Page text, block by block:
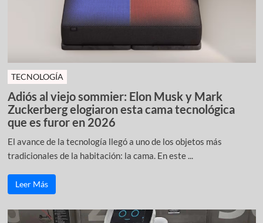
TECNOLOGÍA
Adiós al viejo sommier: Elon Musk y Mark
Zuckerberg elogiaron esta cama tecnológica
que es furor en 2026
El avance de la tecnología llegó a uno de los objetos más
tradicionales de la habitación: la cama. En este ...
Leer Más